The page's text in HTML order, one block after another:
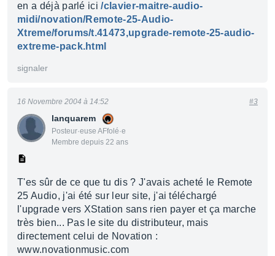
en a déjà parlé ici/clavier-maitre-audio-
midi/novation/Remote-25-Audio-
Xtreme/forums/t.41473,upgrade-remote-25-audio-
extreme-pack.html
signaler
lanquarem
Posteur·euse AFfolé·e
Membre depuis 22 ans
16 Novembre 2004 à 14:52 #3
T'es sûr de ce que tu dis ? J'avais acheté le Remote
25 Audio, j'ai été sur leur site, j'ai téléchargé
l'upgrade vers XStation sans rien payer et ça marche
très bien... Pas le site du distributeur, mais
directement celui de Novation :
www.novationmusic.com